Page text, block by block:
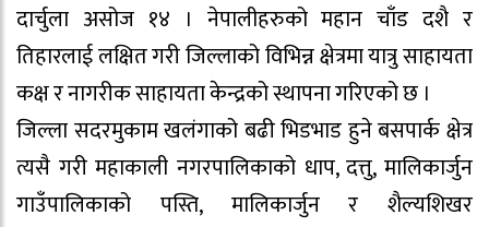
दार्चुला असोज १४ । नेपालीहरुको महान चाँड दशै र
तिहारलाई लक्षित गरी जिल्लाको विभिन्न क्षेत्रमा यात्रु साहायता
कक्ष र नागरीक साहायता केन्द्रको स्थापना गरिएको छ ।
जिल्ला सदरमुकाम खलंगाको बढी भिडभाड हुने बसपार्क क्षेत्र
त्यसै गरी महाकाली नगरपालिकाको धाप, दत्तु, मालिकार्जुन
गाउँपालिकाको पस्ति, मालिकार्जुन र शैल्यशिखर